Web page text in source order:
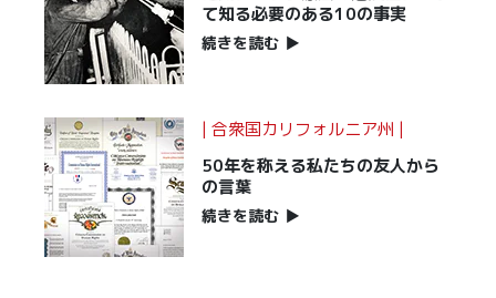
て知る必要のある10の事実
続きを読む ▶
| 合衆国カリフォルニア州 |
50年を称える私たちの友人から
の言葉
続きを読む ▶